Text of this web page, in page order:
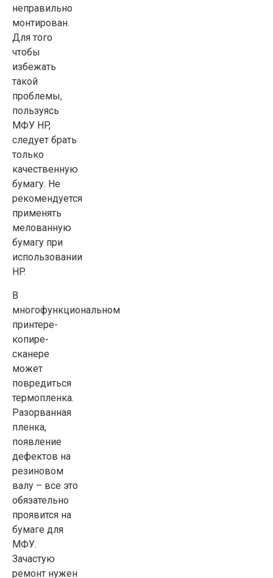
неправильно
монтирован.
Для того
чтобы
избежать
такой
проблемы,
пользуясь
МФУ HP,
следует брать
только
качественную
бумагу. Не
рекомендуется
применять
мелованную
бумагу при
использовании
HP.
В
многофункциональном
принтере-
копире-
сканере
может
повредиться
термопленка.
Разорванная
пленка,
появление
дефектов на
резиновом
валу – все это
обязательно
проявится на
бумаге для
МФУ.
Зачастую
ремонт нужен